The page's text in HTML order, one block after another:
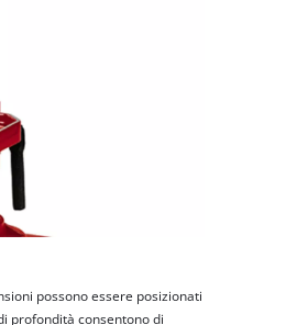
possono essere posizionati
profondità consentono di